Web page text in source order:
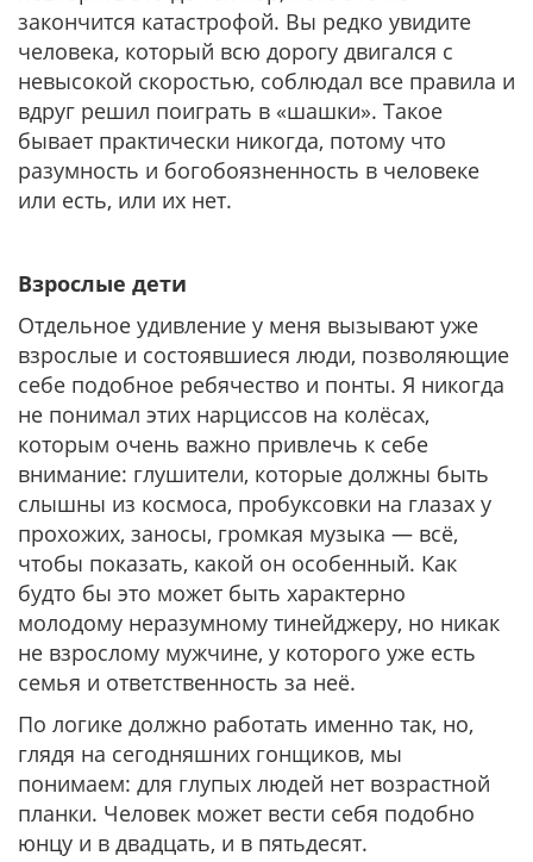
закончится катастрофой. Вы редко увидите
человека, который всю дорогу двигался с
невысокой скоростью, соблюдал все правила и
вдруг решил поиграть в «шашки». Такое
бывает практически никогда, потому что
разумность и богобоязненность в человеке
или есть, или их нет.
Взрослые дети
Отдельное удивление у меня вызывают уже
взрослые и состоявшиеся люди, позволяющие
себе подобное ребячество и понты. Я никогда
не понимал этих нарциссов на колёсах,
которым очень важно привлечь к себе
внимание: глушители, которые должны быть
слышны из космоса, пробуксовки на глазах у
прохожих, заносы, громкая музыка — всё,
чтобы показать, какой он особенный. Как
будто бы это может быть характерно
молодому неразумному тинейджеру, но никак
не взрослому мужчине, у которого уже есть
семья и ответственность за неё.
По логике должно работать именно так, но,
глядя на сегодняшних гонщиков, мы
понимаем: для глупых людей нет возрастной
планки. Человек может вести себя подобно
юнцу и в двадцать, и в пятьдесят.